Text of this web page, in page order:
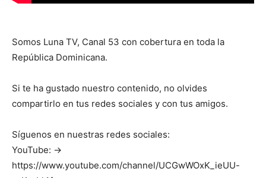
Somos Luna TV, Canal 53 con cobertura en toda la
República Dominicana.
Si te ha gustado nuestro contenido, no olvides
compartirlo en tus redes sociales y con tus amigos.
Síguenos en nuestras redes sociales:
YouTube: →
https://www.youtube.com/channel/UCGwWOxK_ieUU-